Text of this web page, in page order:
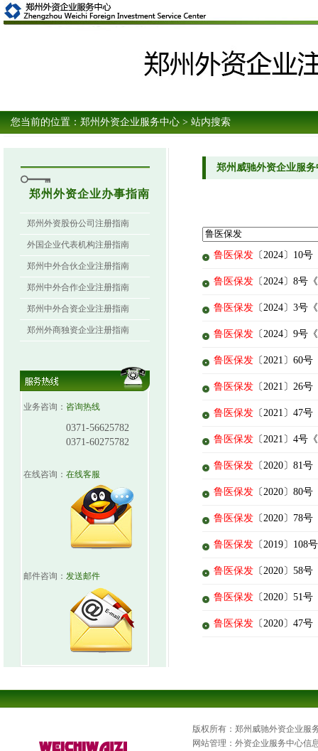
您当前的位置： 郑州外资企业服务中心 > 站内搜索
郑州外资企业办事指南
郑州外资股份公司注册指南
外国企业代表机构注册指南
郑州中外合伙企业注册指南
郑州中外合作企业注册指南
郑州中外合资企业注册指南
郑州外商独资企业注册指南
业务咨询： 咨询热线
0371-56625782
0371-60275782
在线咨询： 在线客服
邮件咨询： 发送邮件
郑州威驰外资企业服
鲁医保发 〔2024〕10
鲁医保发 〔2024〕8号
鲁医保发 〔2024〕3号
鲁医保发 〔2024〕9
鲁医保发 〔2021〕60
鲁医保发 〔2021〕26
鲁医保发 〔2021〕47
鲁医保发 〔2021〕4
鲁医保发 〔2020〕81
鲁医保发 〔2020〕80
鲁医保发 〔2020〕78
鲁医保发 〔2019〕
鲁医保发 〔2020〕58
鲁医保发 〔2020〕51
鲁医保发 〔2020〕47
版权所有：郑州威驰外资企业服
网站管理：外资企业服务中心信